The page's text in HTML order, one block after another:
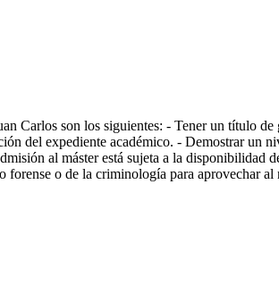
Carlos son los siguientes: - Tener un título
del expediente académico. - Demostrar un
al máster está sujeta a la disponibilidad
o de la criminología para aprovechar al